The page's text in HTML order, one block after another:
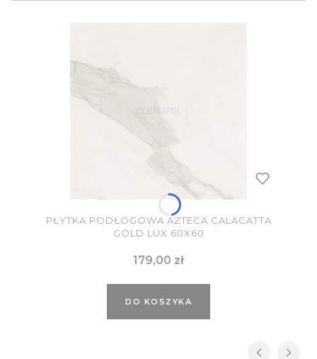
PŁYTKA PODŁOGOWA AZTECA CALACATTA
GOLD LUX 60X60
Cena
179,00 zł
DO KOSZYKA